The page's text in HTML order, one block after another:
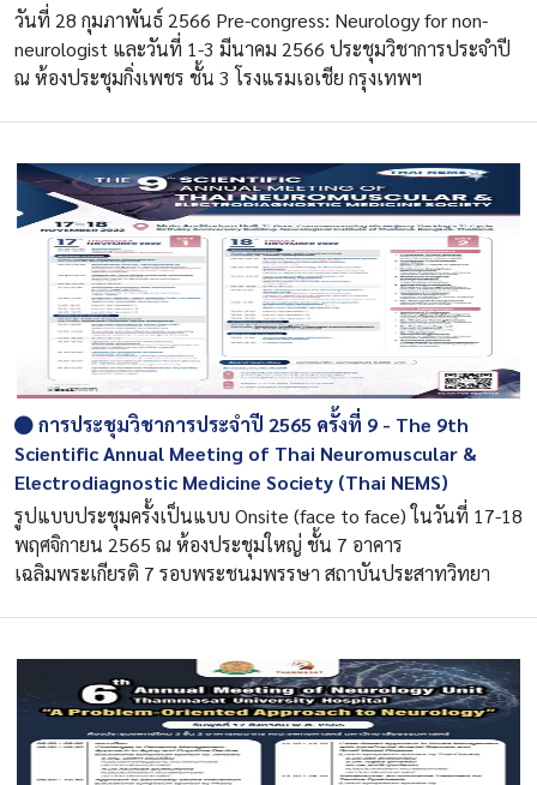
วันที่ 28 กุมภาพันธ์ 2566 Pre-congress: Neurology for non-
neurologist และวันที่ 1-3 มีนาคม 2566 ประชุมวิชาการประจำปี
ณ ห้องประชุมกิ่งเพชร ชั้น 3 โรงแรมเอเชีย กรุงเทพฯ
การประชุมวิชาการประจำปี 2565 ครั้งที่ 9 - The 9th
Scientific Annual Meeting of Thai Neuromuscular &
Electrodiagnostic Medicine Society (Thai NEMS)
รูปแบบประชุมครั้งเป็นแบบ Onsite (face to face) ในวันที่ 17-18
พฤศจิกายน 2565 ณ ห้องประชุมใหญ่ ชั้น 7 อาคาร
เฉลิมพระเกียรติ 7 รอบพระชนมพรรษา สถาบันประสาทวิทยา